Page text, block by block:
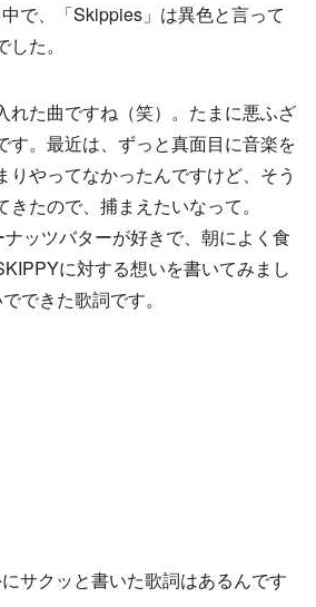
で、「Skippies」は異色と言って
た。
れた曲ですね（笑）。たまに悪ふざ
す。最近は、ずっと真面目に音楽を
りやってなかったんですけど、そう
たので、捕まえたいなって。
ッツバターが好きで、朝によく食
に対する想いを書いてみまし
できた歌詞です。
クッと書いた歌詞はあるんです